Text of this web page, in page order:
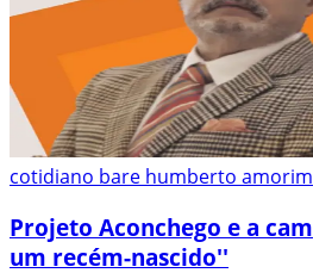
cotidiano bare humberto amorim
Projeto Aconchego e a
um recém-nascido''